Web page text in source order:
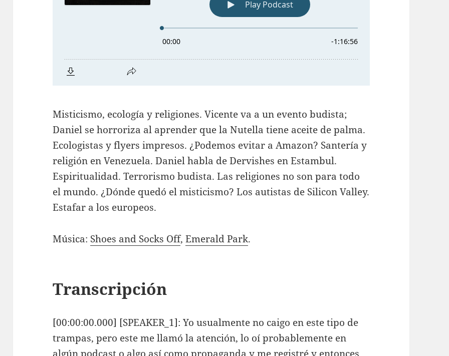
Misticismo, ecología y religiones. Vicente va a un evento budista;
Daniel se horroriza al aprender que la Nutella tiene aceite de palma.
Ecologistas y flyers impresos. ¿Podemos evitar a Amazon? Santería y
religión en Venezuela. Daniel habla de Dervishes en Estambul.
Espiritualidad. Terrorismo budista. Las religiones no son para todo
el mundo. ¿Dónde quedó el misticismo? Los autistas de Silicon Valley.
Estafar a los europeos.
Música: Shoes and Socks Off,Emerald Park.
Transcripción
[00:00:00.000] [SPEAKER_1]: Yo usualmente no caigo en este tipo de
trampas, pero este me llamó la atención, lo oí probablemente en
algún podcast o algo así como propaganda y me registré y entonces